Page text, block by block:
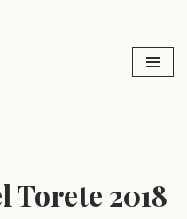
Torete 2018